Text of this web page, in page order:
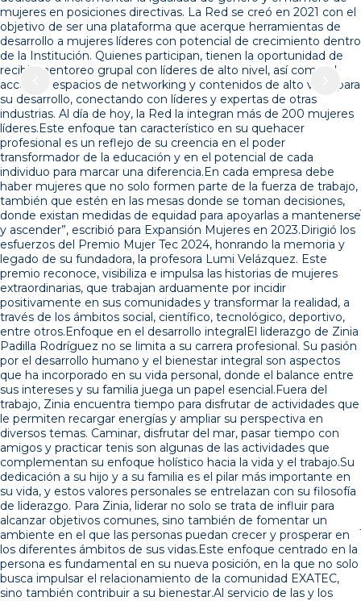
mujeres en posiciones directivas. La Red se creó en 2021 con el
objetivo de ser una plataforma que acerque herramientas de
desarrollo a mujeres líderes con potencial de crecimiento dentro
de la Institución. Quienes participan, tienen la oportunidad de
recibir mentoreo grupal con líderes de alto nivel, así como el
acceso a espacios de networking y contenidos de alto valor para
su desarrollo, conectando con líderes y expertas de otras
industrias. Al día de hoy, la Red la integran más de 200 mujeres
líderes.Este enfoque tan característico en su quehacer
profesional es un reflejo de su creencia en el poder
transformador de la educación y en el potencial de cada
individuo para marcar una diferencia.En cada empresa debe
haber mujeres que no solo formen parte de la fuerza de trabajo,
también que estén en las mesas donde se toman decisiones,
donde existan medidas de equidad para apoyarlas a mantenerse
y ascender”, escribió para Expansión Mujeres en 2023.Dirigió los
esfuerzos del Premio Mujer Tec 2024, honrando la memoria y
legado de su fundadora, la profesora Lumi Velázquez. Este
premio reconoce, visibiliza e impulsa las historias de mujeres
extraordinarias, que trabajan arduamente por incidir
positivamente en sus comunidades y transformar la realidad, a
través de los ámbitos social, científico, tecnológico, deportivo,
entre otros.Enfoque en el desarrollo integralEl liderazgo de Zinia
Padilla Rodríguez no se limita a su carrera profesional. Su pasión
por el desarrollo humano y el bienestar integral son aspectos
que ha incorporado en su vida personal, donde el balance entre
sus intereses y su familia juega un papel esencial.Fuera del
trabajo, Zinia encuentra tiempo para disfrutar de actividades que
le permiten recargar energías y ampliar su perspectiva en
diversos temas. Caminar, disfrutar del mar, pasar tiempo con
amigos y practicar tenis son algunas de las actividades que
complementan su enfoque holístico hacia la vida y el trabajo.Su
dedicación a su hijo y a su familia es el pilar más importante en
su vida, y estos valores personales se entrelazan con su filosofía
de liderazgo. Para Zinia, liderar no solo se trata de influir para
alcanzar objetivos comunes, sino también de fomentar un
ambiente en el que las personas puedan crecer y prosperar en
los diferentes ámbitos de sus vidas.Este enfoque centrado en la
persona es fundamental en su nueva posición, en la que no solo
busca impulsar el relacionamiento de la comunidad EXATEC,
sino también contribuir a su bienestar.Al servicio de las y los